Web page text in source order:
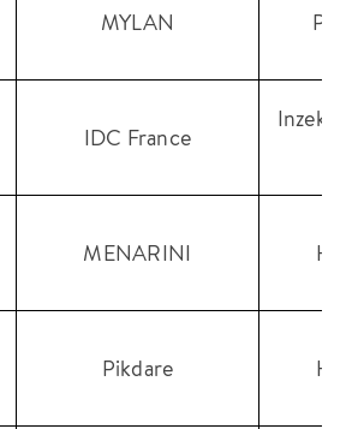
MYLAN
IDC France
Inzek
MENARINI
Pikdare